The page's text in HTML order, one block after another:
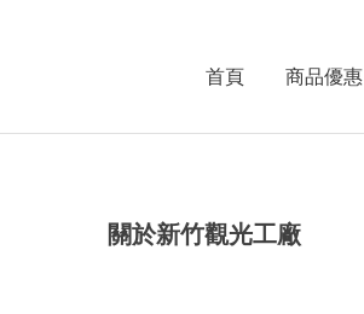
首頁 商品優惠
關於新竹觀光工廠